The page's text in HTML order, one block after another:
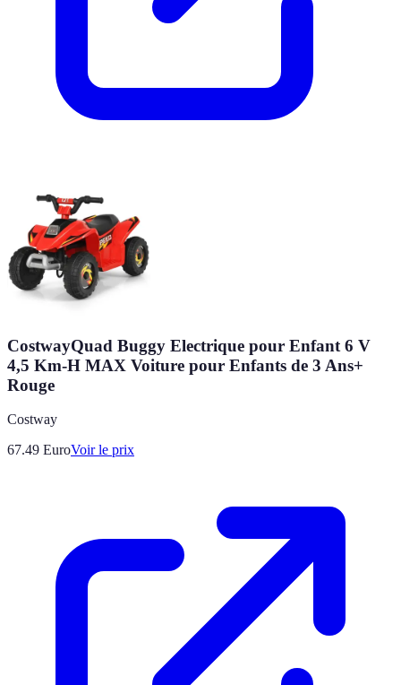
CostwayQuad Buggy Electrique pour Enfant 6 V
4,5 Km-H MAX Voiture pour Enfants de 3 Ans+
Rouge
Costway
67.49 EuroVoir le prix